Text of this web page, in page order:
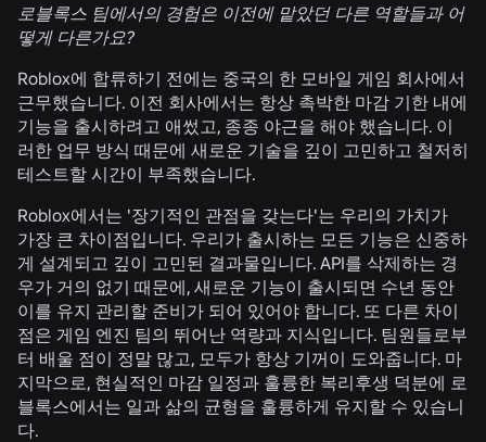
로블록스 팀에서의 경험은 이전에 맡았던 다른 역할들과 어
떻게 다른가요?
Roblox에 합류하기 전에는 중국의 한 모바일 게임 회사에서
근무했습니다. 이전 회사에서는 항상 촉박한 마감 기한 내에
기능을 출시하려고 애썼고, 종종 야근을 해야 했습니다. 이
러한 업무 방식 때문에 새로운 기술을 깊이 고민하고 철저히
테스트할 시간이 부족했습니다.
Roblox에서는 '장기적인 관점을 갖는다'는 우리의 가치가
가장 큰 차이점입니다. 우리가 출시하는 모든 기능은 신중하
게 설계되고 깊이 고민된 결과물입니다. API를 삭제하는 경
우가 거의 없기 때문에, 새로운 기능이 출시되면 수년 동안
이를 유지 관리할 준비가 되어 있어야 합니다. 또 다른 차이
점은 게임 엔진 팀의 뛰어난 역량과 지식입니다. 팀원들로부
터 배울 점이 정말 많고, 모두가 항상 기꺼이 도와줍니다. 마
지막으로, 현실적인 마감 일정과 훌륭한 복리후생 덕분에 로
블록스에서는 일과 삶의 균형을 훌륭하게 유지할 수 있습니
다.